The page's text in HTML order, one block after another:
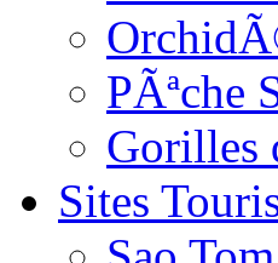
PÃªche
Sites